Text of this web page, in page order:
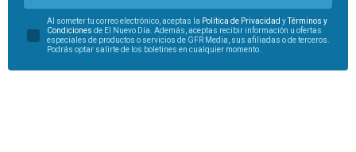
Al someter tu correo electrónico, aceptas la Política de Privacidad yTérminos y
Condiciones de El Nuevo Día. Además, aceptas recibir información u ofertas
especiales de productos o servicios de GFR Media, sus afiliadas o de terceros.
Podrás optar salirte de los boletines en cualquier momento.